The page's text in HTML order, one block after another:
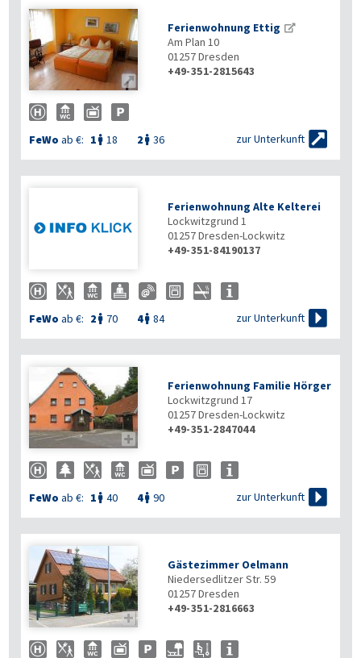

Ferienwohnung Ettig
Am Plan 10
01257Dresden
+49-351-2815643
FeWo ab €: 1  18 2  36 zur Unterkunft 
Ferienwohnung Alte Kelterei
Lockwitzgrund 1
01257Dresden-Lockwitz
+49-351-84190137
FeWo ab €: 2  70 4 84 zur Unterkunft 

Ferienwohnung Familie Hörger
Lockwitzgrund 17
01257Dresden-Lockwitz
+49-351-2847044
FeWo ab €: 1  40 4 90 zur Unterkunft 

Gästezimmer Oelmann
Niedersedlitzer Str. 59
01257Dresden
+49-351-2816663